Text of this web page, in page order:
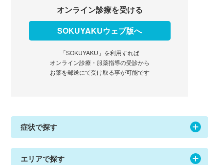
オンライン診療を受ける
SOKUYAKUウェブ版へ
「SOKUYAKU」を利用すれば
オンライン診療・服薬指導の受診から
お薬を郵送にて受け取る事が可能です
症状で探す
エリアで探す